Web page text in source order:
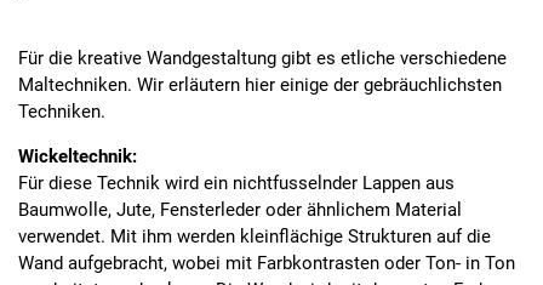
Für die kreative Wandgestaltung gibt es etliche verschiedene
Maltechniken. Wir erläutern hier einige der gebräuchlichsten
Techniken.
Wickeltechnik:
Für diese Technik wird ein nichtfusselnder Lappen aus
Baumwolle, Jute, Fensterleder oder ähnlichem Material
verwendet. Mit ihm werden kleinflächige Strukturen auf die
Wand aufgebracht, wobei mit Farbkontrasten oder Ton- in Ton